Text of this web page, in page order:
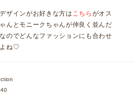
ザインがお好きな方は こちら がオス
んとモニークちゃんが仲良く並んだ
のでどんなファッションにも合わせ
よね♡